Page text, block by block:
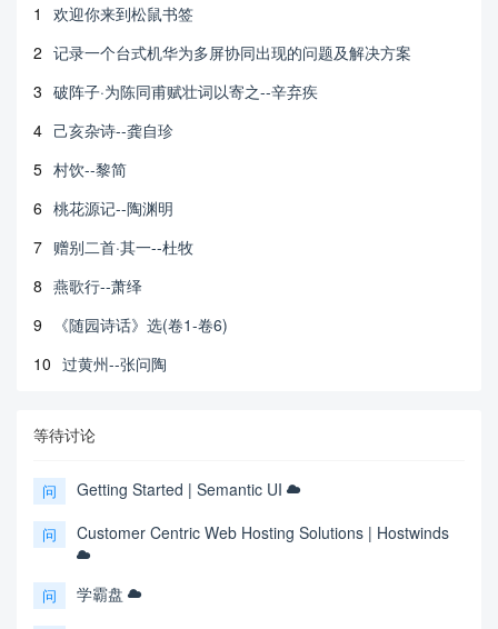
1
欢迎你来到松鼠书签
2 记录一个台式机华为多屏协同出现的问题及解决方案
3 破阵子·为陈同甫赋壮词以寄之--辛弃疾
4 己亥杂诗--龚自珍
5 村饮--黎简
6 桃花源记--陶渊明
7 赠别二首·其一--杜牧
8 燕歌行--萧绎
9
《随园诗话》选(卷1-卷6)
10 过黄州--张问陶
等待讨论
问 Getting Started | Semantic UI
问 Customer Centric Web Hosting Solutions | Hostwinds
问 学霸盘